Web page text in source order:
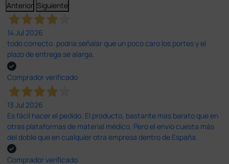
Anterior Siguiente
14 Jul 2026
todo correcto. podria señalar que un poco caro los portes y el
plazo de entrega se alarga.
Comprador verificado
13 Jul 2026
Es fácil hacer el pedido. El producto, bastante mas barato que en
otras plataformas de material médico. Pero el envío cuesta más
del doble que en cualquier otra empresa dentro de España.
Comprador verificado